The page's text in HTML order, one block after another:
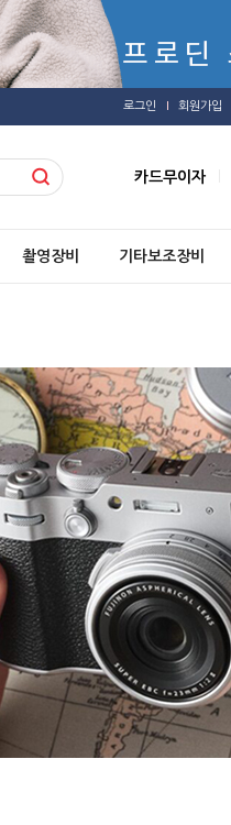
로그인 회원가입
카드무이자
촬영장비 기타보조장비